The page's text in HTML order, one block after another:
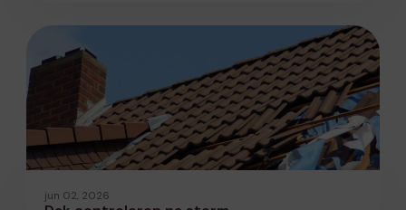
jun 02, 2026